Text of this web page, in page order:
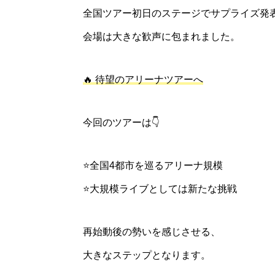
全国ツアー初日のステージでサプライズ発
会場は大きな歓声に包まれました。
🔥 待望のアリーナツアーへ
今回のツアーは👇
⭐全国4都市を巡るアリーナ規模
⭐大規模ライブとしては新たな挑戦
再始動後の勢いを感じさせる、
大きなステップとなります。